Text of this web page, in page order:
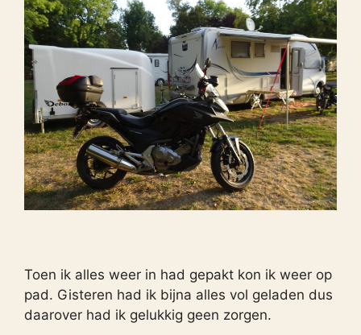
Toen ik alles weer in had gepakt kon ik weer op
pad. Gisteren had ik bijna alles vol geladen dus
daarover had ik gelukkig geen zorgen.